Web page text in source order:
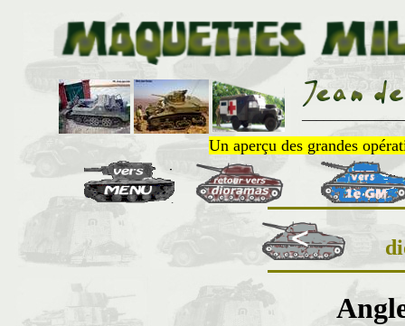
Un aperçu des grandes